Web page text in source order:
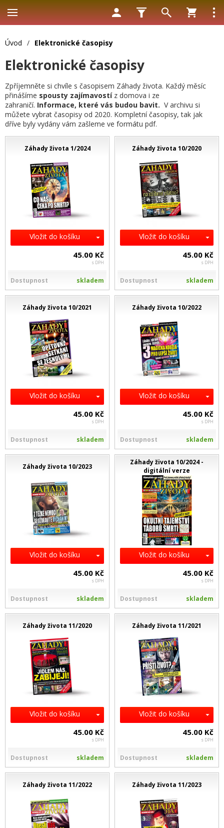
Úvod / Elektronické časopisy
Elektronické časopisy
Zpříjemněte si chvíle s časopisem Záhady života. Každý měsíc
přinášíme spousty zajímavostíz domova i ze
zahraničí. Informace, které vás budou bavit. V archivu si
můžete vybrat časopisy od 2020. Kompletní časopisy, tak jak
dříve byly vydány vám zašleme ve formátu pdf.
Záhady života 1/2024
Vložit do košíku
45.00 Kč
s DPH
Dostupnost skladem
Záhady života 10/2020
Vložit do košíku
45.00 Kč
s DPH
Dostupnost skladem
Záhady života 10/2021
Vložit do košíku
45.00 Kč
s DPH
Dostupnost skladem
Záhady života 10/2022
Vložit do košíku
45.00 Kč
s DPH
Dostupnost skladem
Záhady života 10/2023
Vložit do košíku
45.00 Kč
s DPH
Dostupnost skladem
Záhady života 10/2024 -
digitální verze
Vložit do košíku
45.00 Kč
s DPH
Dostupnost skladem
Záhady života 11/2020
Vložit do košíku
45.00 Kč
s DPH
Dostupnost skladem
Záhady života 11/2021
Vložit do košíku
45.00 Kč
s DPH
Dostupnost skladem
Záhady života 11/2022 Záhady života 11/2023